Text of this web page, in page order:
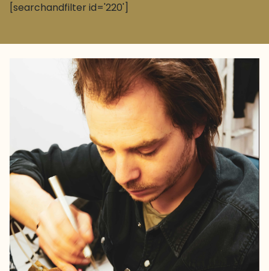
[searchandfilter id='220']